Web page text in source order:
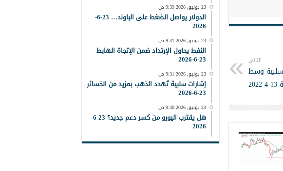
التالي
وسط
23 يونيو, 2026 9:39 ص
الدولار يواصل الضغط على الباوند… 23-6-
2026
23 يونيو, 2026 9:31 ص
النفط يحاول الإرتداد ضمن الإتجاة الهابط
23-6-2026
23 يونيو, 2026 9:31 ص
إشارات سلبية تُهدد الذهب بمزيد من الخسائر
23-6-2026
23 يونيو, 2026 9:30 ص
هل يقترب اليورو من كسر دعم جديد؟ 23-6-
2026